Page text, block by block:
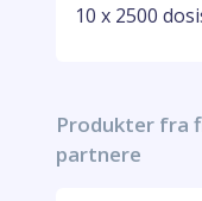
10 x 2500
Produkter fra
partnere